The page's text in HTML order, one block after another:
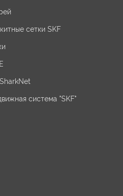
сетки SKF
система "SKF"